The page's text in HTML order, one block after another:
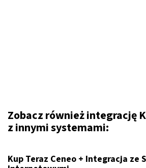
Zobacz również integrację
z innymi systemami:
Kup Teraz Ceneo + Integracja ze